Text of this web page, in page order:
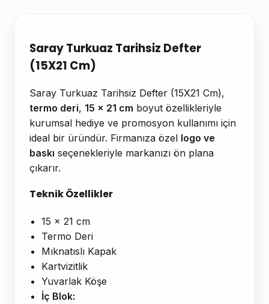
Saray Turkuaz Tarihsiz Defter
(15X21 Cm)
Saray Turkuaz Tarihsiz Defter (15X21 Cm),
termo deri, 15 x 21 cm boyut özellikleriyle
kurumsal hediye ve promosyon kullanımı için
ideal bir üründür. Firmanıza özel logo ve
baskı seçenekleriyle markanızı ön plana
çıkarır.
Teknik Özellikler
15 x 21 cm
Termo Deri
Mıknatıslı Kapak
Kartvizitlik
Yuvarlak Köşe
İç Blok: